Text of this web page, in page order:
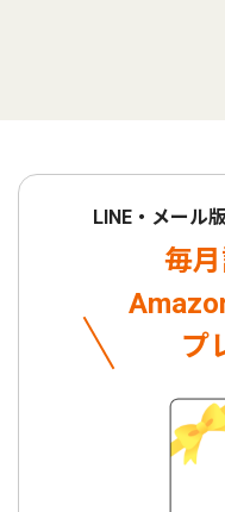
LINE・メール
毎
プ